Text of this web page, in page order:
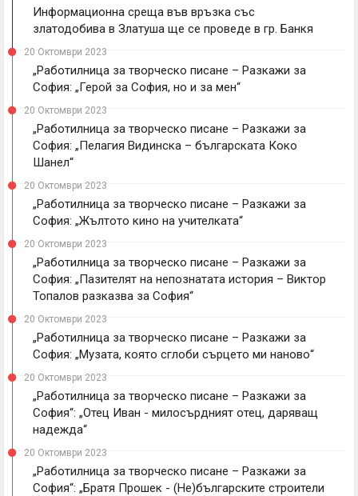
Информационна среща във връзка със
златодобива в Златуша ще се проведе в гр. Банкя
20 Октомври 2023
„Работилница за творческо писане – Разкажи за
София: „Герой за София, но и за мен“
20 Октомври 2023
„Работилница за творческо писане – Разкажи за
София: „Пелагия Видинска – българската Коко
Шанел“
20 Октомври 2023
„Работилница за творческо писане – Разкажи за
София: „Жълтото кино на учителката“
20 Октомври 2023
„Работилница за творческо писане – Разкажи за
София: „Пазителят на непознатата история – Виктор
Топалов разказва за София“
20 Октомври 2023
„Работилница за творческо писане – Разкажи за
София: „Музата, която сглоби сърцето ми наново“
20 Октомври 2023
„Работилница за творческо писане – Разкажи за
София“: „Отец Иван - милосърдният отец, даряващ
надежда“
20 Октомври 2023
„Работилница за творческо писане – Разкажи за
София“: „Братя Прошек - (Не)българските строители